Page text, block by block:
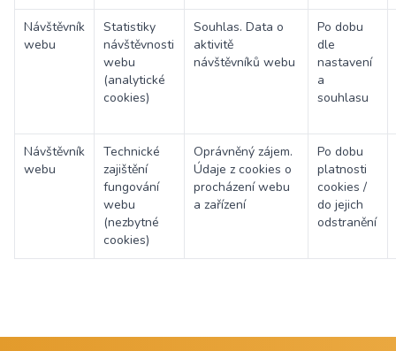
Návštěvník
webu
Statistiky
návštěvnosti
webu
(analytické
cookies)
Souhlas. Data o
aktivitě
návštěvníků webu
Po dobu
dle
nastavení
a
souhlasu
Návštěvník
webu
Technické
zajištění
fungování
webu
(nezbytné
cookies)
Oprávněný zájem.
Údaje z cookies o
procházení webu
a zařízení
Po dobu
platnosti
cookies /
do jejich
odstranění